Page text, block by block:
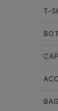
T-
BAG